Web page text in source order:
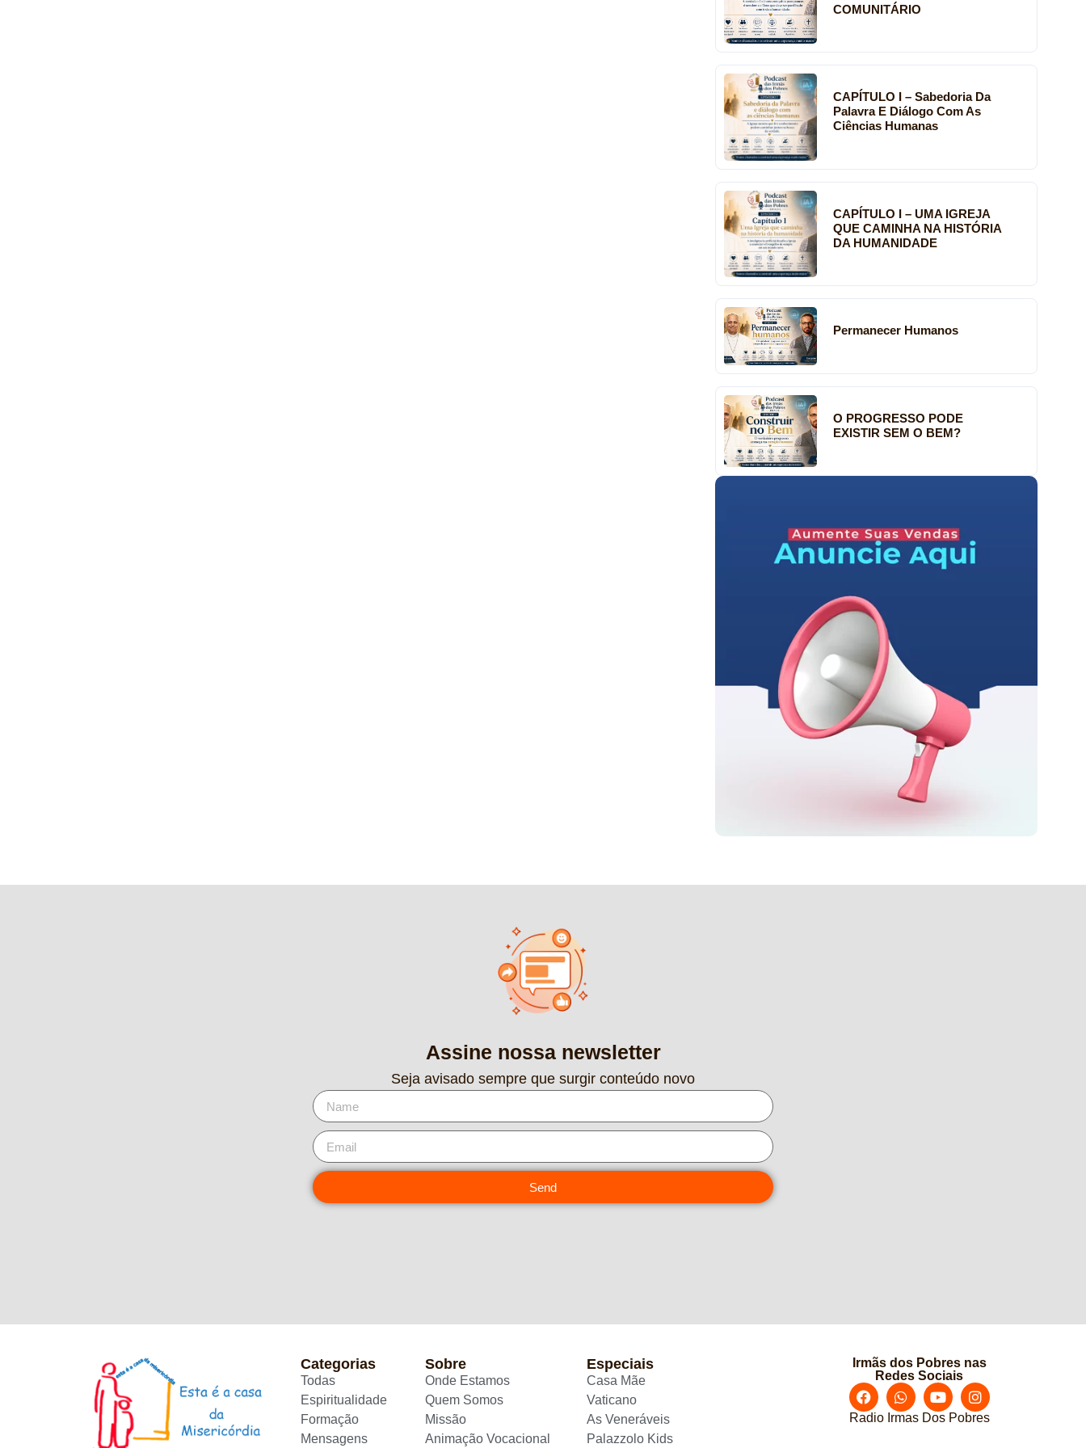
COMUNITÁRIO
CAPÍTULO I – Sabedoria Da
Palavra E Diálogo Com As
Ciências Humanas
CAPÍTULO I – UMA IGREJA
QUE CAMINHA NA HISTÓRIA
DA HUMANIDADE
Permanecer Humanos
O PROGRESSO PODE
EXISTIR SEM O BEM?
Assine nossa newsletter
Seja avisado sempre que surgir conteúdo novo
Send
Categorias
Todas
Espiritualidade
Formação
Mensagens
Sobre
Onde Estamos
Quem Somos
Missão
Animação Vocacional
Especiais
Casa Mãe
Vaticano
As Veneráveis
Palazzolo Kids
Irmãs dos Pobres nas
Redes Sociais
Radio Irmas Dos Pobres